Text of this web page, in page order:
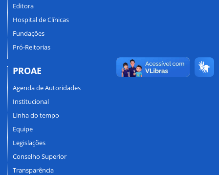
Editora
Hospital de Clínicas
Fundações
Pró-Reitorias
PROAE
Agenda de Autoridades
Institucional
Linha do tempo
Equipe
Legislações
Conselho Superior
Transparência